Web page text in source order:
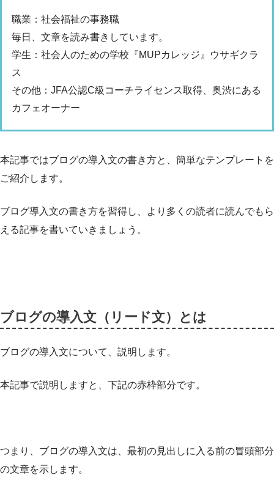
職業：社会福祉の事務職
毎日、文章を読み書きしています。
学生：社会人のための学校『MUPカレッジ』ウサギクラ
ス
その他：JFA公認C級コーチライセンス取得、奥渋にある
カフェオーナー
本記事ではブログの導入文の書き方と、簡単なテンプレートを
ご紹介します。
ブログ導入文の書き方を習得し、より多くの読者に読んでもら
える記事を書いていきましょう。
ブログの導入文（リード文）とは
ブログの導入文について、説明します。
本記事で説明しますと、下記の赤枠部分です。
つまり、ブログの導入文は、最初の見出しに入る前の冒頭部分
の文章を示します。